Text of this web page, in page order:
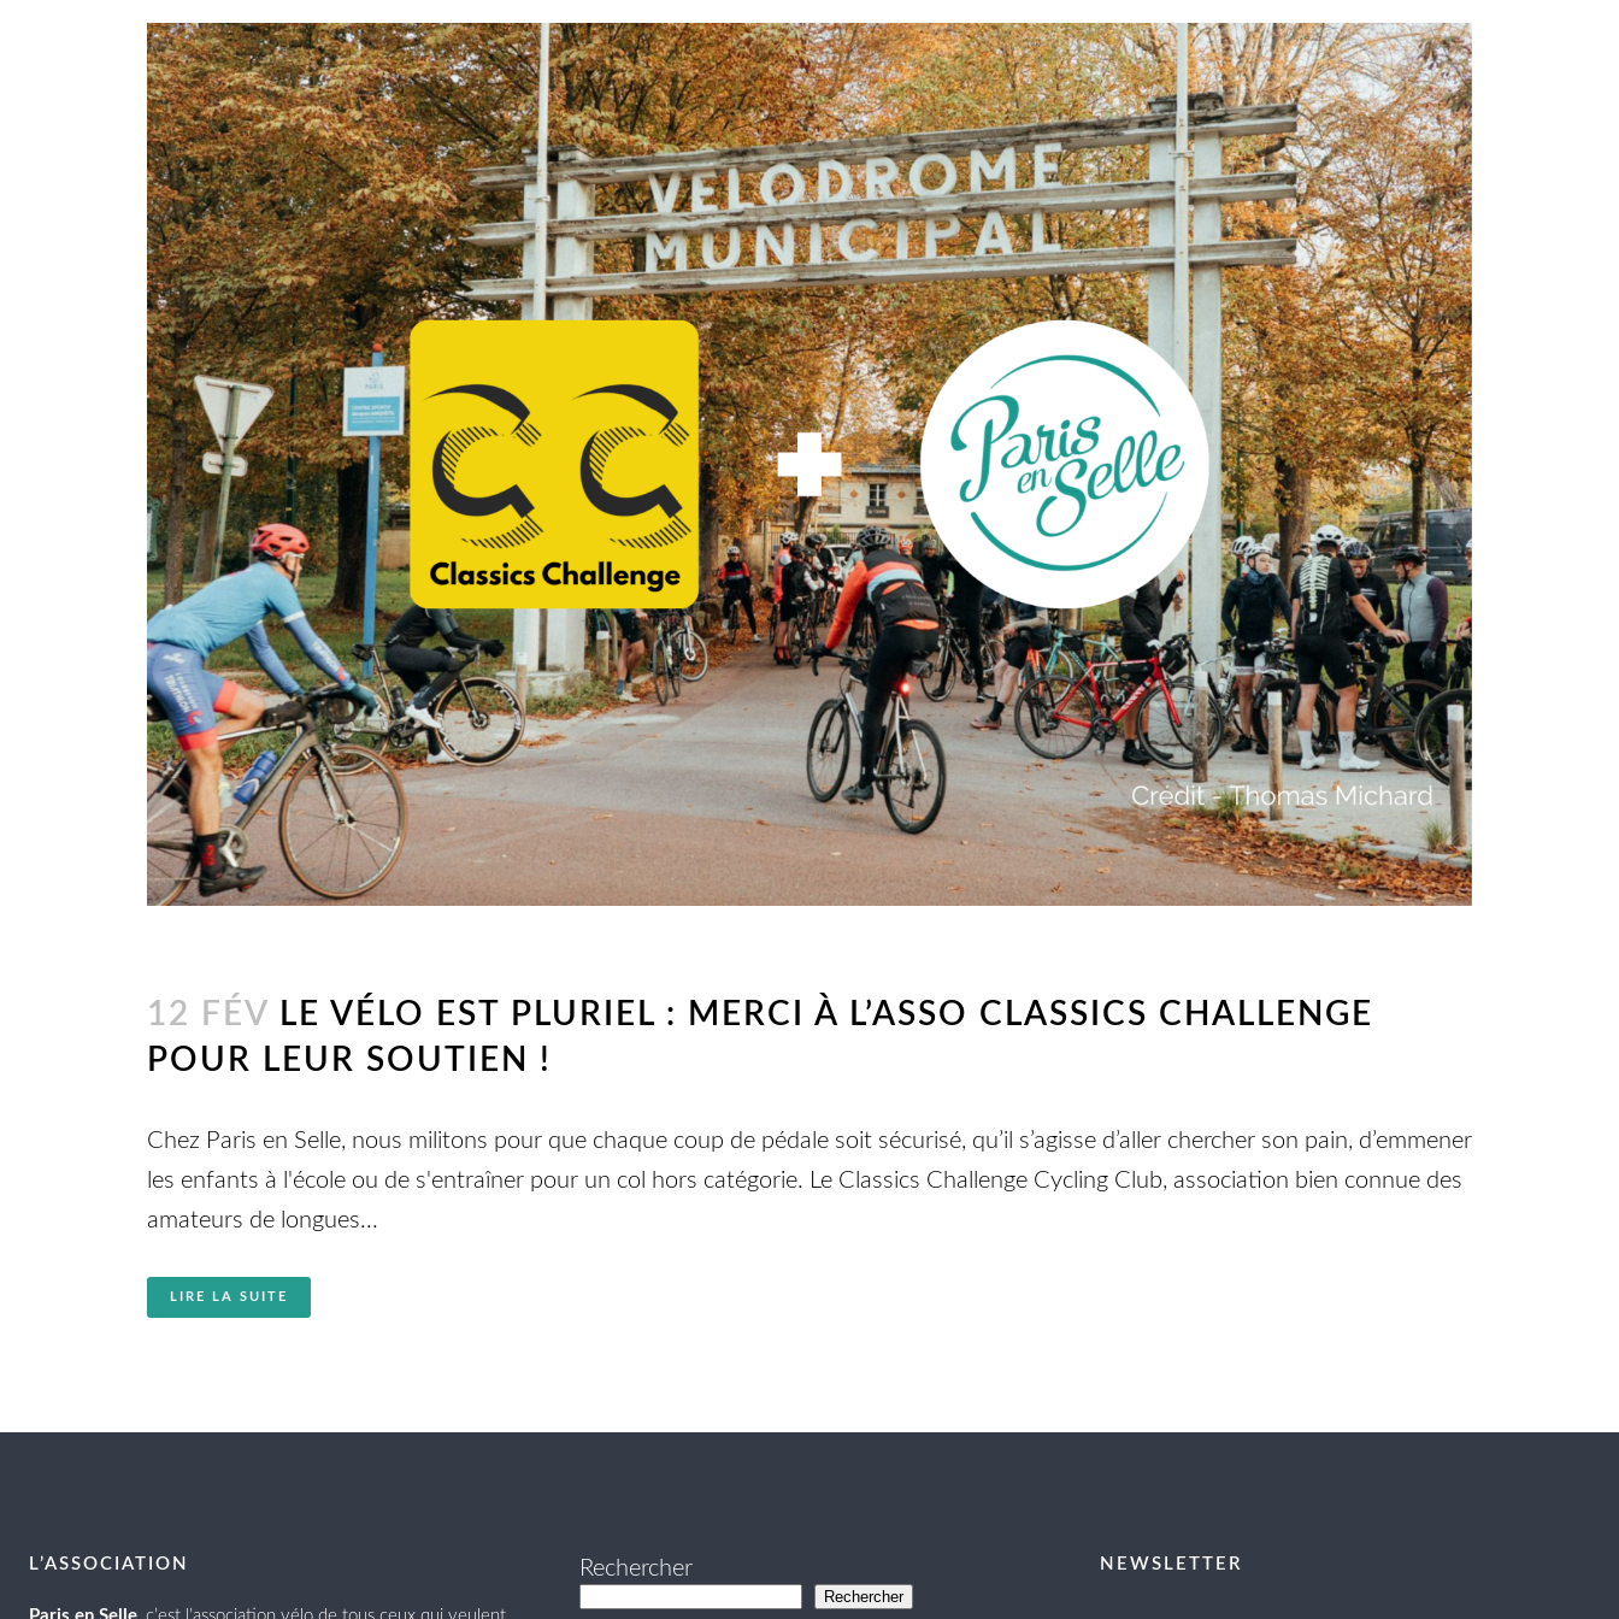
12 FÉV LE VÉLO EST PLURIEL : MERCI À L’ASSO CLASSICS CHALLENGE
POUR LEUR SOUTIEN !
Chez Paris en Selle, nous militons pour que chaque coup de pédale soit sécurisé, qu’il s’agisse d’aller chercher son pain, d’emmener
les enfants à l'école ou de s'entraîner pour un col hors catégorie. Le Classics Challenge Cycling Club, association bien connue des
amateurs de longues...
LIRE LA SUITE
L’ASSOCIATION Rechercher
Rechercher
NEWSLETTER